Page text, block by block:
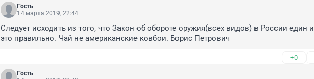
Гость
14 марта 2019, 22:44
Следует исходить из того, что Закон об обороте оружия(всех видов) в России един и
это правильно. Чай не американские ковбои. Борис Петрович
+0
Гость